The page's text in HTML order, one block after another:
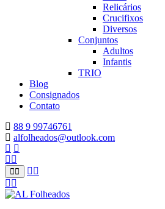
Relicários
Crucifixos
Diversos
Conjuntos
Adultos
Infantis
TRIO
Blog
Consignados
Contato
88 9 99746761
alfolheados@outlook.com